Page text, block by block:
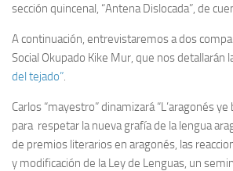
sección quincenal, “Antena Dislocada”, de
A continuación, entrevistaremos a dos
Social Okupado Kike Mur, que nos detallarán
del tejado”
Carlos “mayestro” dinamizará “L’aragonés ye
para respetar la nueva grafía de la lengua
de premios literarios en aragonés, las
y modificación de la Ley de Lenguas, un